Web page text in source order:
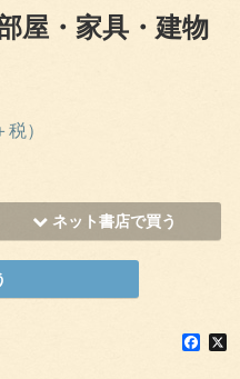
屋・家具・建物
）
ネット書店で買う